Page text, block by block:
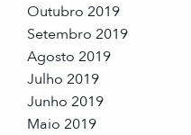
Outubro 2019
Setembro 2019
Agosto 2019
Julho 2019
Junho 2019
Maio 2019